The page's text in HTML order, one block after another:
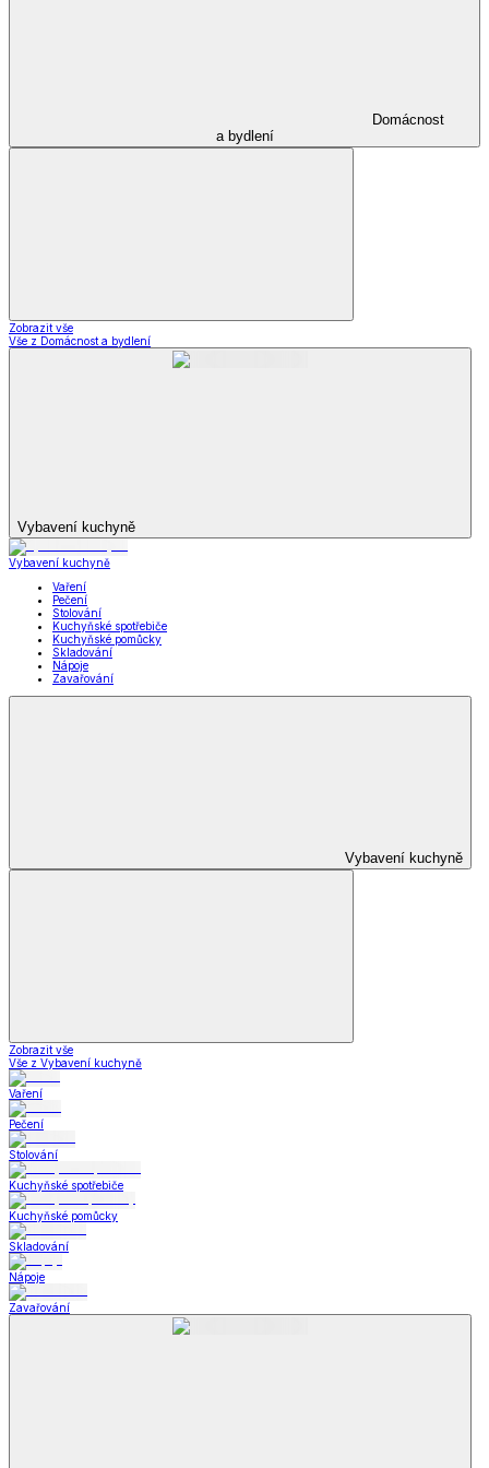
Domácnost
a bydlení
Zobrazit vše
Vše z Domácnost a bydlení
Vybavení kuchyně
Vybavení kuchyně
Vaření
Pečení
Stolování
Kuchyňské spotřebiče
Kuchyňské pomůcky
Skladování
Nápoje
Zavařování
Vybavení kuchyně
Zobrazit vše
Vše z Vybavení kuchyně
Vaření
Pečení
Stolování
Kuchyňské spotřebiče
Kuchyňské pomůcky
Skladování
Nápoje
Zavařování